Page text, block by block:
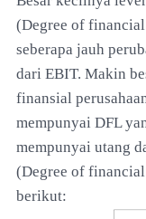
(Degree of
seberapa jauh
dari EBIT. Makin
finansial
mempunyai DFL
mempunyai utang
(Degree of
berikut: